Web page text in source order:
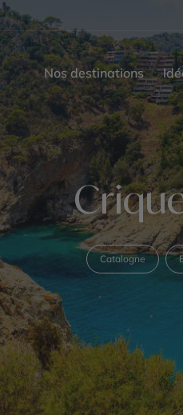
Nos destinations
Catalogne